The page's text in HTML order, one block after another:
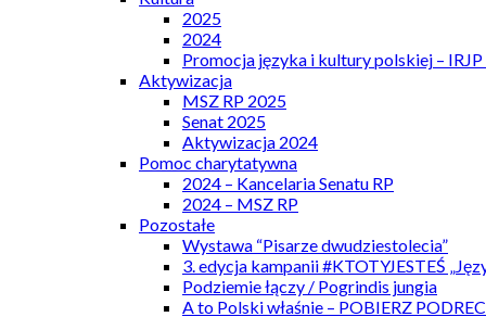
2025
2024
Promocja języka i kultury polskiej –
Aktywizacja
MSZ RP 2025
Senat 2025
Aktywizacja 2024
Pomoc charytatywna
2024 – Kancelaria Senatu RP
2024 – MSZ RP
Pozostałe
Wystawa “Pisarze dwudziestolecia”
3. edycja kampanii #KTOTYJESTEŚ
Podziemie łączy / Pogrindis jungia
A to Polski właśnie – POBIERZ